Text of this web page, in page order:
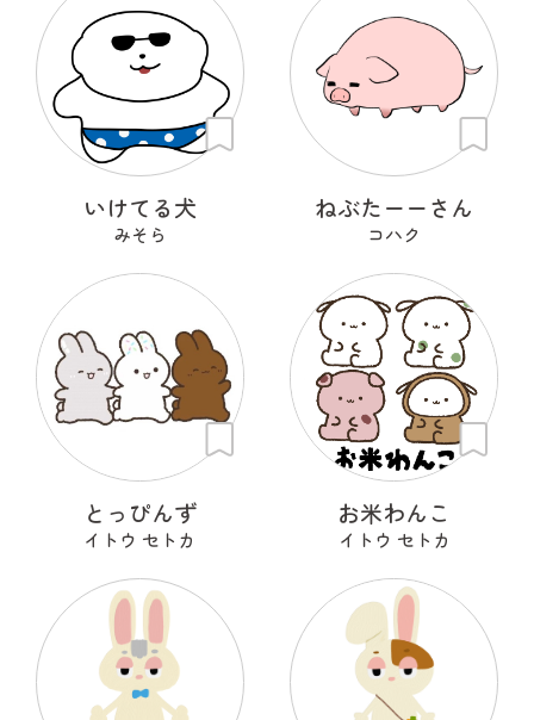
いけてる犬
みそら
ねぶたーーさん
コハク
とっぴんず
イトウ セトカ
お米わんこ
イトウ セトカ